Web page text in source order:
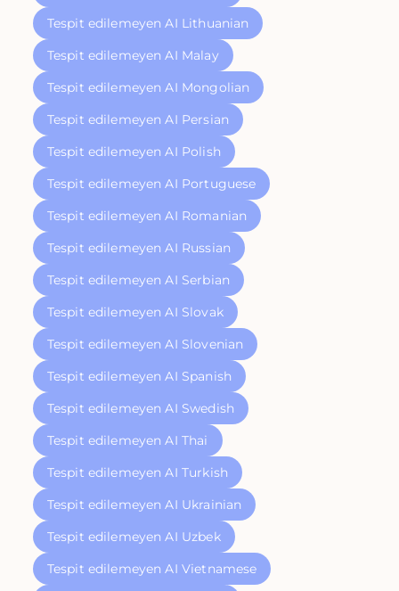
Tespit edilemeyen AI Lithuanian
Tespit edilemeyen AI Malay
Tespit edilemeyen AI Mongolian
Tespit edilemeyen AI Persian
Tespit edilemeyen AI Polish
Tespit edilemeyen AI Portuguese
Tespit edilemeyen AI Romanian
Tespit edilemeyen AI Russian
Tespit edilemeyen AI Serbian
Tespit edilemeyen AI Slovak
Tespit edilemeyen AI Slovenian
Tespit edilemeyen AI Spanish
Tespit edilemeyen AI Swedish
Tespit edilemeyen AI Thai
Tespit edilemeyen AI Turkish
Tespit edilemeyen AI Ukrainian
Tespit edilemeyen AI Uzbek
Tespit edilemeyen AI Vietnamese